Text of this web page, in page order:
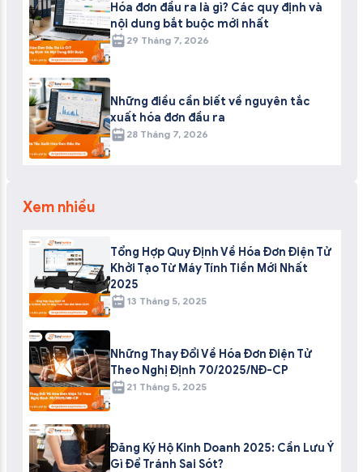
Hóa đơn đầu ra là gì? Các quy định và
nội dung bắt buộc mới nhất
29 Tháng 7, 2026
Những điều cần biết về nguyên tắc
xuất hóa đơn đầu ra
28 Tháng 7, 2026
Xem nhiều
Tổng Hợp Quy Định Về Hóa Đơn Điện Tử
Khởi Tạo Từ Máy Tính Tiền Mới Nhất
2025
13 Tháng 5, 2025
Những Thay Đổi Về Hóa Đơn Điện Tử
Theo Nghị Định 70/2025/NĐ-CP
21 Tháng 5, 2025
Đăng Ký Hộ Kinh Doanh 2025: Cần Lưu Ý
Gì Để Tránh Sai Sót?